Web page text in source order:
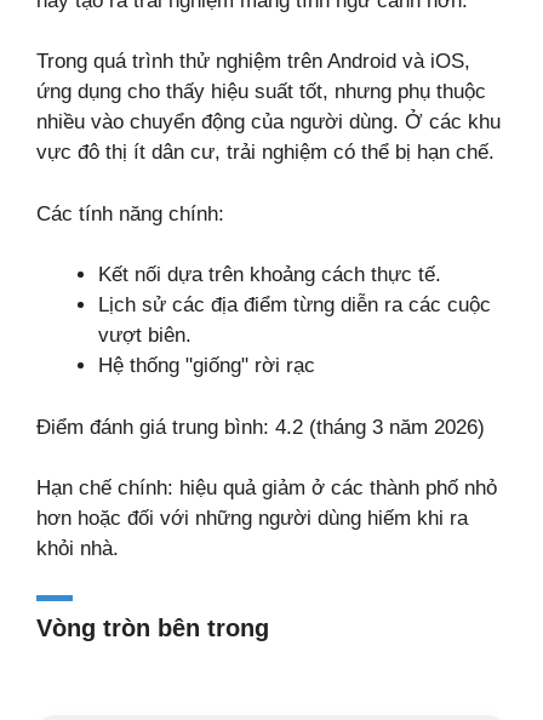
Trong quá trình thử nghiệm trên Android và iOS,
ứng dụng cho thấy hiệu suất tốt, nhưng phụ thuộc
nhiều vào chuyển động của người dùng. Ở các khu
vực đô thị ít dân cư, trải nghiệm có thể bị hạn chế.
Các tính năng chính:
Kết nối dựa trên khoảng cách thực tế.
Lịch sử các địa điểm từng diễn ra các cuộc
vượt biên.
Hệ thống "giống" rời rạc
Điểm đánh giá trung bình: 4.2 (tháng 3 năm 2026)
Hạn chế chính: hiệu quả giảm ở các thành phố nhỏ
hơn hoặc đối với những người dùng hiếm khi ra
khỏi nhà.
Vòng tròn bên trong